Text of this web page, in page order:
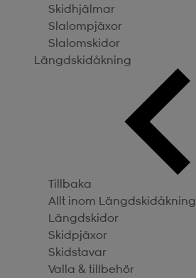
Skidhjälmar
Slalompjäxor
Slalomskidor
Längdskidåkning
Tillbaka
Allt inom Längdskidåkning
Längdskidor
Skidpjäxor
Skidstavar
Valla & tillbehör